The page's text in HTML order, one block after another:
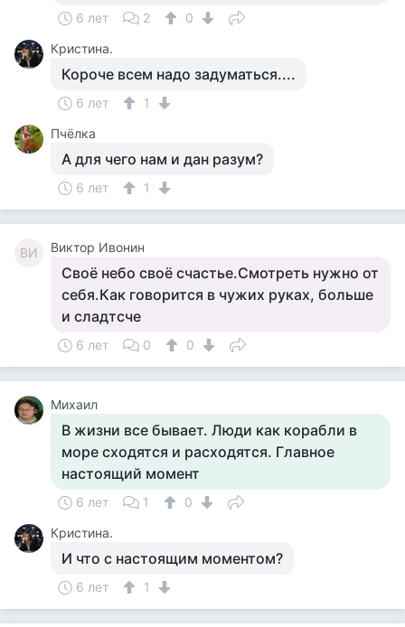
6 лет 2
0
Кристина.
Короче всем надо задуматься....
6 лет
1
Пчёлка
А для чего нам и дан разум?
6 лет 1
ВИ Виктор Ивонин
Своё небо своё счастье.Смотреть нужно от
себя.Как говорится в чужих руках, больше
и сладтсче
6 лет 0 0
Михаил
В жизни все бывает. Люди как корабли в
море сходятся и расходятся. Главное
настоящий момент
6 лет 1
0
Кристина.
И что с настоящим моментом?
6 лет 1